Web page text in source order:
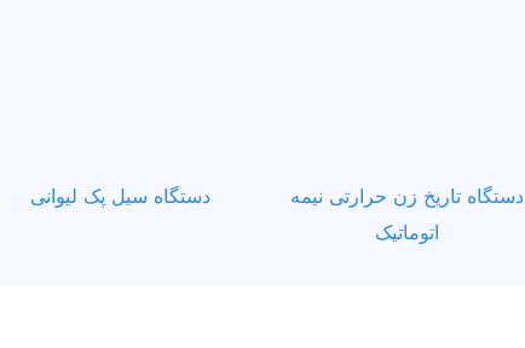
دستگاه تاریخ زن حرارتی نیمه
اتوماتیک
دستگاه سیل پک لیوانی